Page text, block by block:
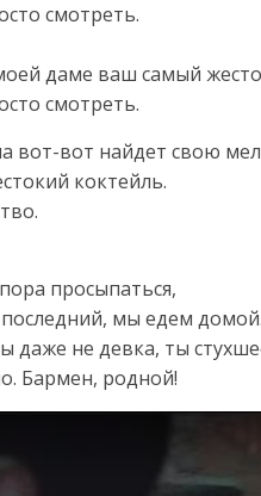
смотреть.
даме ваш самый
смотреть.
вот-вот найдет свою
коктейль.
просыпаться,
мы едем домой.
даже не девка, ты
Бармен, родной!